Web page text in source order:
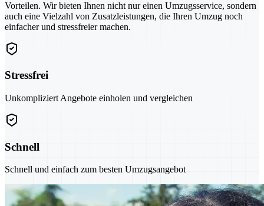
Vorteilen. Wir bieten Ihnen nicht nur einen Umzugsservice, sondern
auch eine Vielzahl von Zusatzleistungen, die Ihren Umzug noch
einfacher und stressfreier machen.
Stressfrei
Unkompliziert Angebote einholen und vergleichen
Schnell
Schnell und einfach zum besten Umzugsangebot